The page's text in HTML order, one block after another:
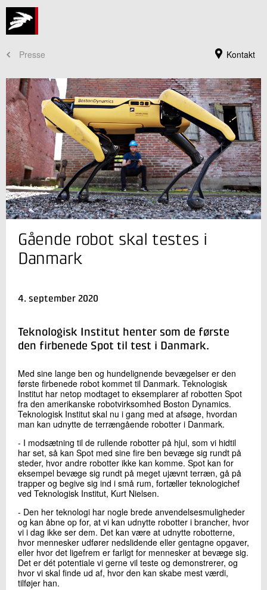
Kontakt
Presse
Jeg er din kontaktperson
Kurt Nielsen
Teknologichef
Produktion og Fødevarer
LinkedIn
Skriv til mig
Send
Gående robot skal testes i
Danmark
4. september 2020
Teknologisk Institut henter som de første
den firbenede Spot til test i Danmark.
Med sine lange ben og hundelignende bevægelser er den
første firbenede robot kommet til Danmark. Teknologisk
Institut har netop modtaget to eksemplarer af robotten Spot
fra den amerikanske robotvirksomhed Boston Dynamics.
Teknologisk Institut skal nu i gang med at afsøge, hvordan
man kan udnytte de terrængående robotter i Danmark.
- I modsætning til de rullende robotter på hjul, som vi hidtil
har set, så kan Spot med sine fire ben bevæge sig rundt på
steder, hvor andre robotter ikke kan komme. Spot kan for
eksempel bevæge sig rundt på meget ujævnt terræn, gå på
trapper og begive sig ind i små rum, fortæller teknologichef
ved Teknologisk Institut, Kurt Nielsen.
- Den her teknologi har nogle brede anvendelsesmuligheder
og kan åbne op for, at vi kan udnytte robotter i brancher, hvor
vi i dag ikke ser dem. Det kan være at udnytte robotterne,
hvor mennesker udfører nedslidende eller gentagne opgaver,
eller hvor det ligefrem er farligt for mennesker at bevæge sig.
Det er dét potentiale vi gerne vil teste og demonstrerer, og
hvor vi skal finde ud af, hvor den kan skabe mest værdi,
tilføjer han.